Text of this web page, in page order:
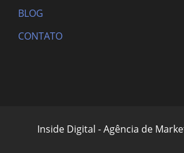
BLOG
CONTATO
Inside Digital - Agência de